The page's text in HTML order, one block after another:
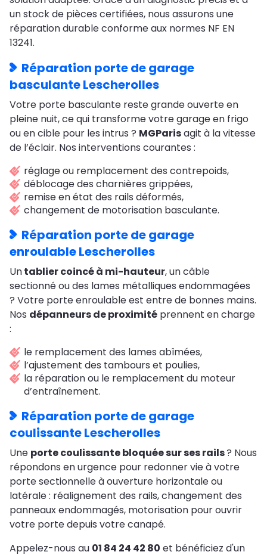
un stock de pièces certifiées, nous assurons une
réparation durable conforme aux normes NF EN
13241.
Réparation porte de garage
basculante Lescherolles
Votre porte basculante reste grande ouverte en
pleine nuit, ce qui transforme votre garage en frigo
ou en cible pour les intrus ? MGParisagit à la vitesse
de l’éclair. Nos interventions courantes :
réglage ou remplacement des contrepoids,
déblocage des charnières grippées,
remise en état des rails déformés,
changement de motorisation basculante.
Réparation porte de garage
enroulable Lescherolles
Untablier coincé à mi-hauteur, un câble
sectionné ou des lames métalliques endommagées
? Votre porte enroulable est entre de bonnes mains.
Nos dépanneurs de proximité prennent en charge
:
le remplacement des lames abîmées,
l’ajustement des tambours et poulies,
la réparation ou le remplacement du moteur
d’entraînement.
Réparation porte de garage
coulissante Lescherolles
Une porte coulissante bloquée sur ses rails? Nous
répondons en urgence pour redonner vie à votre
porte sectionnelle à ouverture horizontale ou
latérale : réalignement des rails, changement des
panneaux endommagés, motorisation pour ouvrir
votre porte depuis votre canapé.
Appelez-nous au 01 84 24 42 80 et bénéficiez d'un